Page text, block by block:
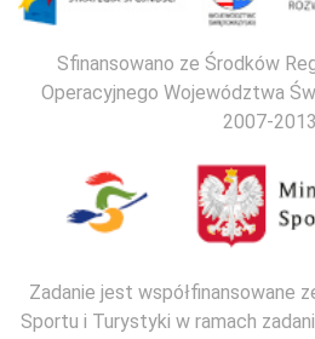
Sfinansowano ze Środków
Operacyjnego Województwa
2007-2013.
Zadanie jest współfinansowane
Sportu i Turystyki w ramach